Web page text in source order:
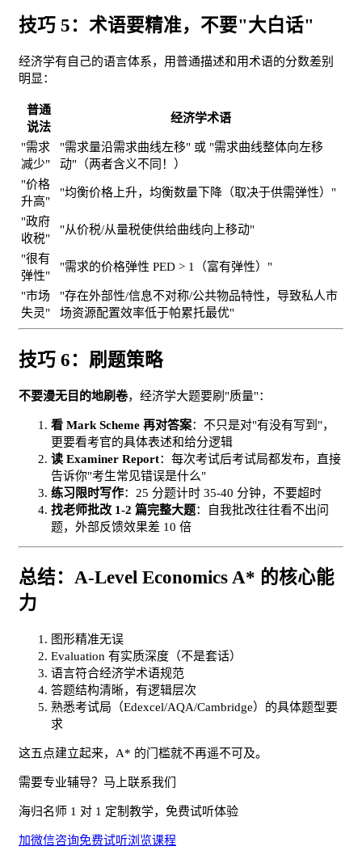
技巧 5：术语要精准，不要"大白话"
经济学有自己的语言体系，用普通描述和用术语的分数差别
明显：
普通
说法
经济学术语
"需求
减少"
"需求量沿需求曲线左移" 或 "需求曲线整体向左移
动"（两者含义不同！）
"价格
升高"
"均衡价格上升，均衡数量下降（取决于供需弹性）"
"政府
收税"
"从价税/从量税使供给曲线向上移动"
"很有
弹性"
"需求的价格弹性 PED > 1（富有弹性）"
"市场
失灵"
"存在外部性/信息不对称/公共物品特性，导致私人市
场资源配置效率低于帕累托最优"
技巧 6：刷题策略
不要漫无目的地刷卷，经济学大题要刷"质量"：
看 Mark Scheme 再对答案：不只是对"有没有写到"，
更要看考官的具体表述和给分逻辑
读 Examiner Report：每次考试后考试局都发布，直接
告诉你"考生常见错误是什么"
练习限时写作：25 分题计时 35-40 分钟，不要超时
找老师批改 1-2 篇完整大题：自我批改往往看不出问
题，外部反馈效果差 10 倍
总结：A-Level Economics A* 的核心能
力
图形精准无误
Evaluation 有实质深度（不是套话）
语言符合经济学术语规范
答题结构清晰，有逻辑层次
熟悉考试局（Edexcel/AQA/Cambridge）的具体题型要
求
这五点建立起来，A* 的门槛就不再遥不可及。
需要专业辅导？马上联系我们
海归名师 1 对 1 定制教学，免费试听体验
加微信咨询免费试听浏览课程